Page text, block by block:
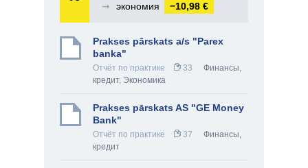
➞
экономия −10,98 €
Prakses pārskats a/s "Parex
banka"
Отчёт по практике 33
Финансы,
кредит, Экономика
Prakses pārskats AS "GE Money
Bank"
Отчёт по практике 37
Финансы,
кредит